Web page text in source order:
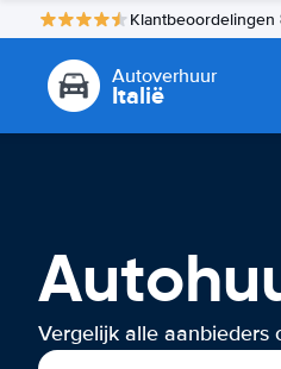
Klantbeoordelingen
Autoverhuur
Italië
Vergelijk alle aanbieders